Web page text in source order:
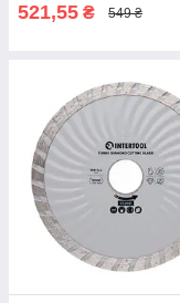
521,55 ₴ 549 ₴